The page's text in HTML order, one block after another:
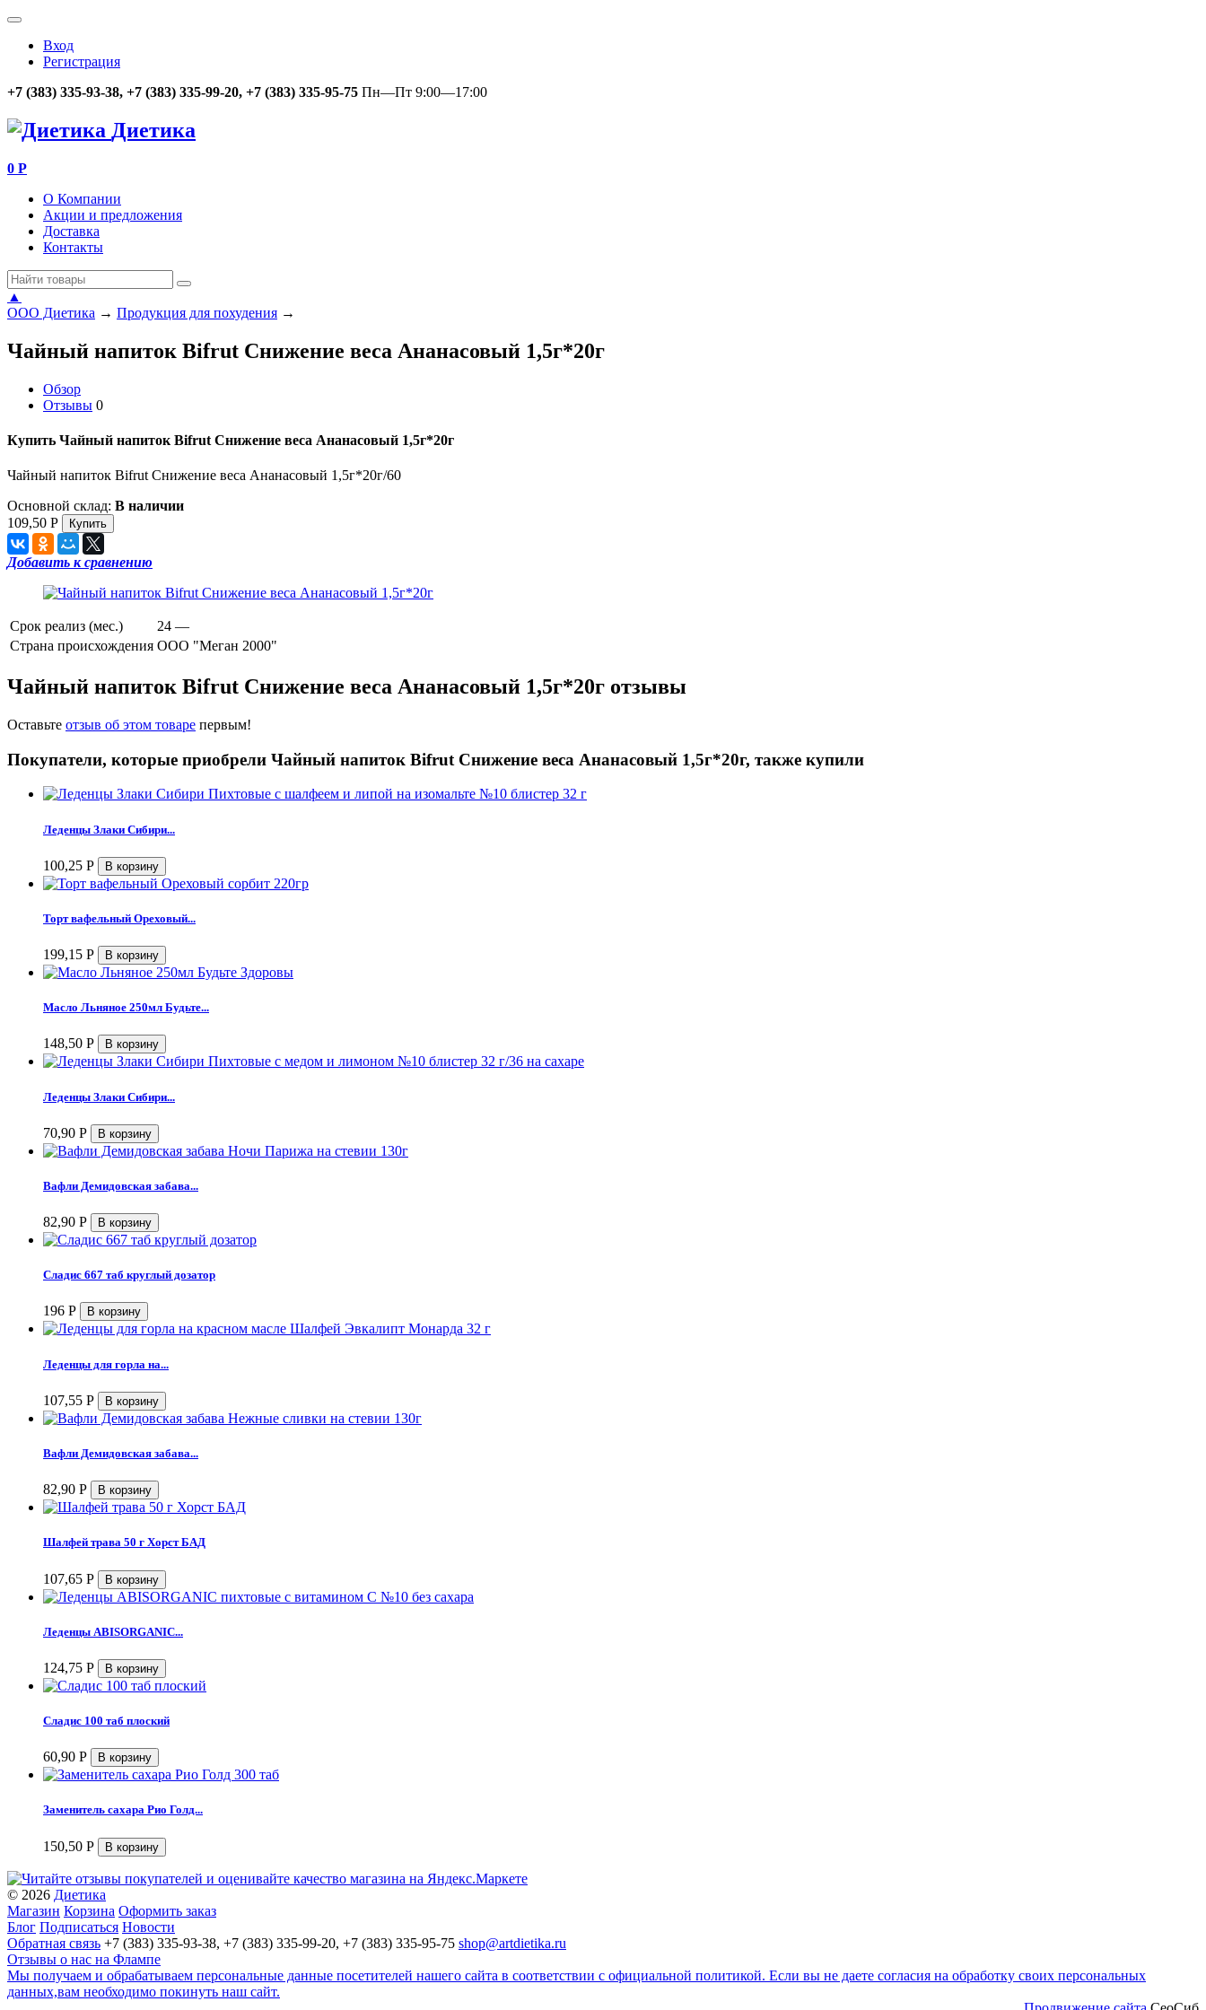
Вход
Регистрация
+7 (383) 335-93-38, +7 (383) 335-99-20, +7 (383) 335-95-75 Пн—Пт 9:00—17:00
Диетика
0 Р
О Компании
Акции и предложения
Доставка
Контакты
▲
ООО Диетика → Продукция для похудения →
Чайный напиток Bifrut Снижение веса Ананасовый 1,5г*20г
Обзор
Отзывы 0
Купить Чайный напиток Bifrut Снижение веса Ананасовый 1,5г*20г
Чайный напиток Bifrut Снижение веса Ананасовый 1,5г*20г/60
Основной склад: В наличии
109,50 Р
Добавить к сравнению
Срок реализ (мес.)
24 —
Страна происхождения ООО "Меган 2000"
Чайный напиток Bifrut Снижение веса Ананасовый 1,5г*20г отзывы
Оставьте отзыв об этом товаре первым!
Покупатели, которые приобрели Чайный напиток Bifrut Снижение веса Ананасовый 1,5г*20г, также купили
Леденцы Злаки Сибири...
100,25 Р
Торт вафельный Ореховый...
199,15 Р
Масло Льняное 250мл Будьте...
148,50 Р
Леденцы Злаки Сибири...
70,90 Р
Вафли Демидовская забава...
82,90 Р
Сладис 667 таб круглый дозатор
196 Р
Леденцы для горла на...
107,55 Р
Вафли Демидовская забава...
82,90 Р
Шалфей трава 50 г Хорст БАД
107,65 Р
Леденцы ABISORGANIC...
124,75 Р
Сладис 100 таб плоский
60,90 Р
Заменитель сахара Рио Голд...
150,50 Р
© 2026 Диетика
Магазин Корзина Оформить заказ
Блог Подписаться Новости
Обратная связь +7 (383) 335-93-38, +7 (383) 335-99-20, +7 (383) 335-95-75 shop@artdietika.ru
Отзывы о нас на Флампе
Мы получаем и обрабатываем персональные данные посетителей нашего сайта в соответствии с официальной политикой. Если вы не даете согласия на обработку своих персональных
данных,вам необходимо покинуть наш сайт.